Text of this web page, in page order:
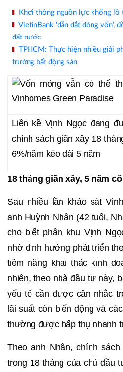
Khơi thông nguồn lực khổng lồ
VietinBank ‘dẫn dắt dòng vốn’,
đất nước
TPHCM: Thực hiện nhiều giải
trường bất động sản
Liền kề Vịnh Ngọc đang
chính sách giãn xây 18
6%/năm kéo dài 5 năm
18 tháng giãn xây, 5 năm
Sau nhiều lần khảo sát
anh Huỳnh Nhân (42 tuổi,
cho biết phân khu Vịnh
nhờ định hướng phát triển
tiềm năng khai thác kinh
nhiên, theo nhà đầu tư này,
yếu tố cần được cân nhắc
lãi suất còn biến động và
thường được hấp thụ nhanh
Theo anh Nhân, chính
trong 18 tháng của chủ đầu